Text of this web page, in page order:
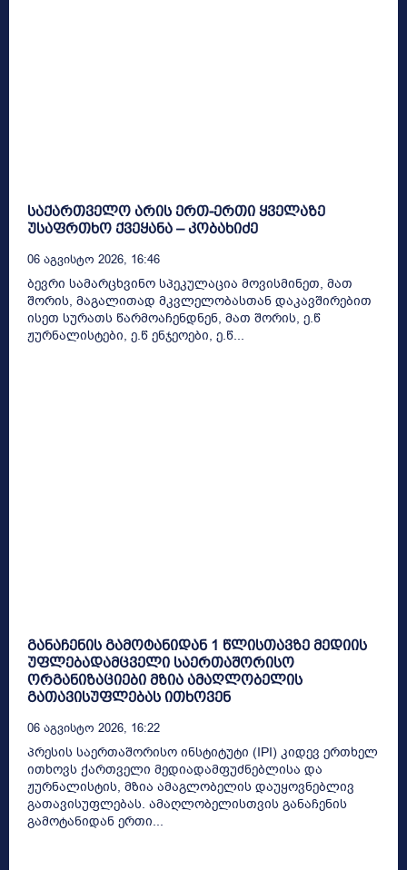
საქართველო არის ერთ-ერთი ყველაზე
უსაფრთხო ქვეყანა – კობახიძე
06 Აგვისტო 2026, 16:46
ბევრი სამარცხვინო სპეკულაცია მოვისმინეთ, მათ
შორის, მაგალითად მკვლელობასთან დაკავშირებით
ისეთ სურათს წარმოაჩენდნენ, მათ შორის, ე.წ
ჟურნალისტები, ე.წ ენჯეოები, ე.წ...
განაჩენის გამოტანიდან 1 წლისთავზე მედიის
უფლებადამცველი საერთაშორისო
ორგანიზაციები მზია ამაღლობელის
გათავისუფლებას ითხოვენ
06 Აგვისტო 2026, 16:22
პრესის საერთაშორისო ინსტიტუტი (IPI) კიდევ ერთხელ
ითხოვს ქართველი მედიადამფუძნებლისა და
ჟურნალისტის, მზია ამაგლობელის დაუყოვნებლივ
გათავისუფლებას. ამაღლობელისთვის განაჩენის
გამოტანიდან ერთი...